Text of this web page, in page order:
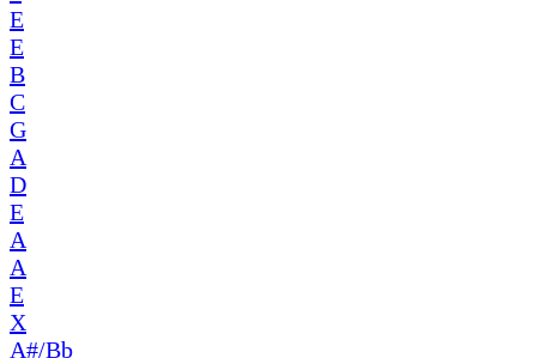
E
E
B
C
G
A
D
E
A
A
E
X
A#/Bb